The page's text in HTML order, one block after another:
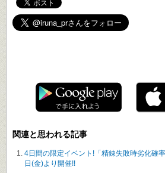
関連と思われる記事
4日間の限定イベント!「精錬失敗時劣化確
日(金)より開催!!